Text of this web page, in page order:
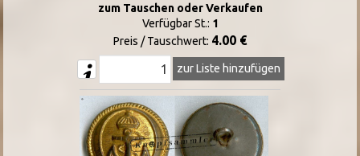
zum Tauschen oder Verkaufen
Verfügbar St.: 1
Preis / Tauschwert: 4.00 €
zur Liste hinzufügen